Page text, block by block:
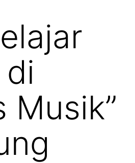
Musik”